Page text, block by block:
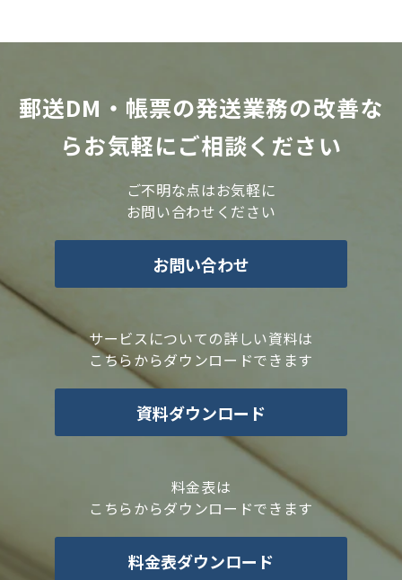
郵送DM・帳票の発送業務の改善な
らお気軽にご相談ください
ご不明な点はお気軽に
お問い合わせください
お問い合わせ
サービスについての詳しい資料は
こちらからダウンロードできます
資料ダウンロード
料金表は
こちらからダウンロードできます
料金表ダウンロード